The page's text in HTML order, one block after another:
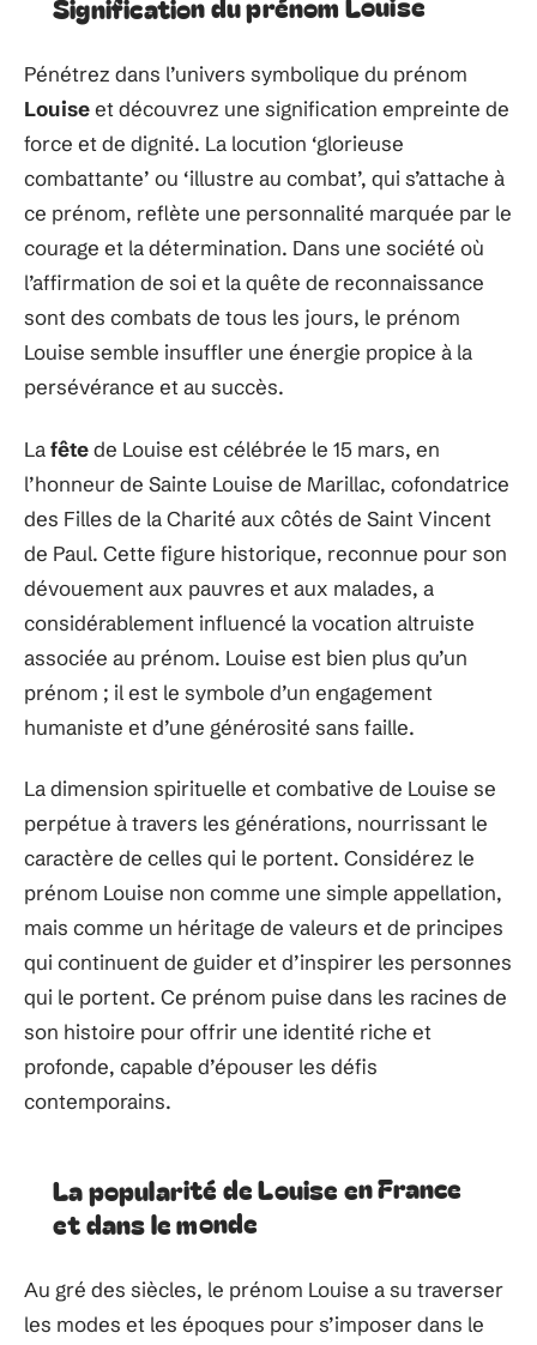
Pénétrez dans l’univers symbolique du prénom
Louiseet découvrez une signification empreinte de
force et de dignité. La locution ‘glorieuse
combattante’ ou ‘illustre au combat’, qui s’attache à
ce prénom, reflète une personnalité marquée par le
courage et la détermination. Dans une société où
l’affirmation de soi et la quête de reconnaissance
sont des combats de tous les jours, le prénom
Louise semble insuffler une énergie propice à la
persévérance et au succès.
Lafêtede Louise est célébrée le 15 mars, en
l’honneur de Sainte Louise de Marillac, cofondatrice
des Filles de la Charité aux côtés de Saint Vincent
de Paul. Cette figure historique, reconnue pour son
dévouement aux pauvres et aux malades, a
considérablement influencé la vocation altruiste
associée au prénom. Louise est bien plus qu’un
prénom ; il est le symbole d’un engagement
humaniste et d’une générosité sans faille.
La dimension spirituelle et combative de Louise se
perpétue à travers les générations, nourrissant le
caractère de celles qui le portent. Considérez le
prénom Louise non comme une simple appellation,
mais comme un héritage de valeurs et de principes
qui continuent de guider et d’inspirer les personnes
qui le portent. Ce prénom puise dans les racines de
son histoire pour offrir une identité riche et
profonde, capable d’épouser les défis
contemporains.
La popularité de Louise en France
et dans le monde
Au gré des siècles, le prénom Louise a su traverser
les modes et les époques pour s’imposer dans le